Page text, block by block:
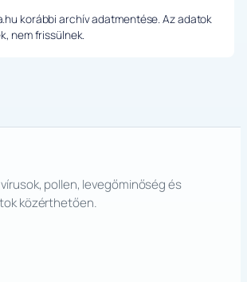
korábbi archív adatmentése. Az adatok
nem frissülnek.
pollen, levegőminőség és
közérthetően.